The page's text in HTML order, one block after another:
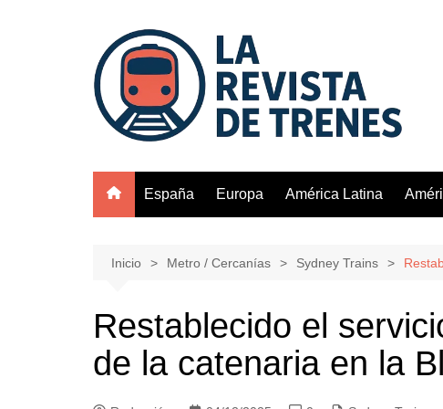
España Europa América Latina
Inicio Metro / Cercanías Sydney Trains
Restablecido el
de la catenaria en la